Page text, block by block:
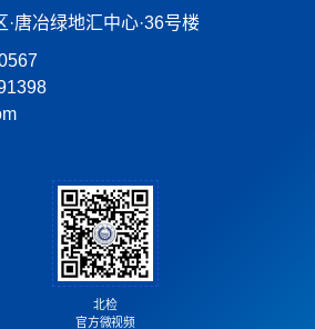
·唐冶绿地汇中心·36号楼
北检
官方微视频